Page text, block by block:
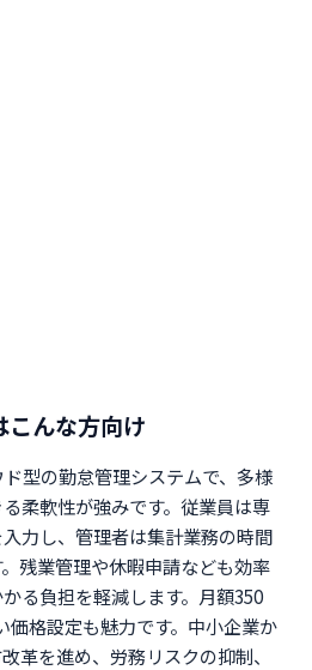
こんな方向け
型の勤怠管理システムで、多様
柔軟性が強みです。従業員は専
力し、管理者は集計業務の時間
残業管理や休暇申請なども効率
る負担を軽減します。月額350
価格設定も魅力です。中小企業か
革を進め、労務リスクの抑制、